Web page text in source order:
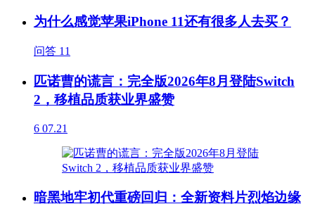
为什么感觉苹果iPhone 11还有很多人去买？
问答 11
匹诺曹的谎言：完全版2026年8月登陆Switch
2，移植品质获业界盛赞
6 07.21
暗黑地牢初代重磅回归：全新资料片烈焰边缘